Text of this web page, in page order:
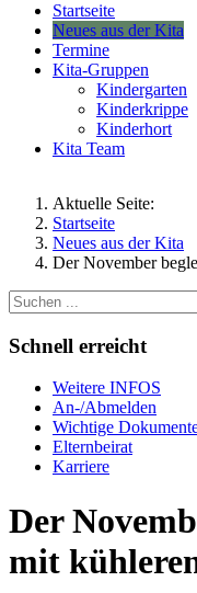
Startseite
Neues aus der Kita
Termine
Kita-Gruppen
Kindergarten
Kinderkrippe
Kinderhort
Kita Team
Aktuelle Seite:
Startseite
Neues aus der Kita
Der November
Schnell erreicht
Weitere INFOS
An-/Abmelden
Wichtige
Elternbeirat
Karriere
Der
mit